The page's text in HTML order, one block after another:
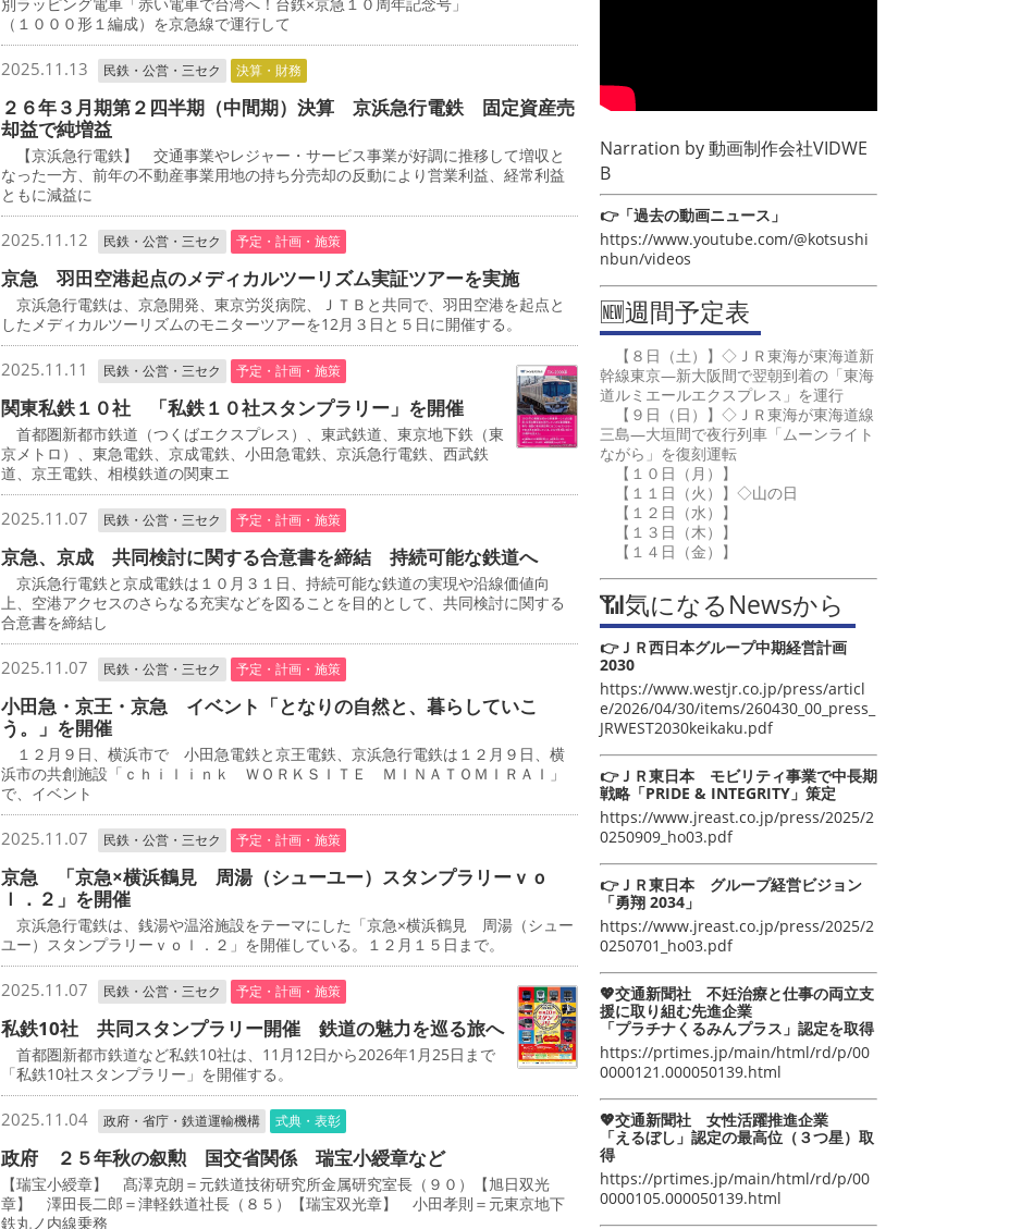
（１０００形１編成）を京急線で運行して
2025.11.13 民鉄・公営・三セク 決算・財務
２６年３月期第２四半期（中間期）決算 京浜急行電鉄 固定資産売
却益で純増益
【京浜急行電鉄】 交通事業やレジャー・サービス事業が好調に推移して増収と
なった一方、前年の不動産事業用地の持ち分売却の反動により営業利益、経常利益
ともに減益に
2025.11.12 民鉄・公営・三セク 予定・計画・施策
京急 羽田空港起点のメディカルツーリズム実証ツアーを実施
京浜急行電鉄は、京急開発、東京労災病院、ＪＴＢと共同で、羽田空港を起点と
したメディカルツーリズムのモニターツアーを12月３日と５日に開催する。
2025.11.11 民鉄・公営・三セク 予定・計画・施策
関東私鉄１０社 「私鉄１０社スタンプラリー」を開催
首都圏新都市鉄道（つくばエクスプレス）、東武鉄道、東京地下鉄（東
京メトロ）、東急電鉄、京成電鉄、小田急電鉄、京浜急行電鉄、西武鉄
道、京王電鉄、相模鉄道の関東エ
2025.11.07 民鉄・公営・三セク 予定・計画・施策
京急、京成 共同検討に関する合意書を締結 持続可能な鉄道へ
京浜急行電鉄と京成電鉄は１０月３１日、持続可能な鉄道の実現や沿線価値向
上、空港アクセスのさらなる充実などを図ることを目的として、共同検討に関する
合意書を締結し
2025.11.07 民鉄・公営・三セク 予定・計画・施策
小田急・京王・京急 イベント「となりの自然と、暮らしていこ
う。」を開催
１２月９日、横浜市で 小田急電鉄と京王電鉄、京浜急行電鉄は１２月９日、横
浜市の共創施設「ｃｈｉｌｉｎｋ ＷＯＲＫＳＩＴＥ ＭＩＮＡＴＯＭＩＲＡＩ」
で、イベント
2025.11.07 民鉄・公営・三セク 予定・計画・施策
京急 「京急×横浜鶴見 周湯（シューユー）スタンプラリーｖｏ
ｌ．２」を開催
京浜急行電鉄は、銭湯や温浴施設をテーマにした「京急×横浜鶴見 周湯（シュー
ユー）スタンプラリーｖｏｌ．２」を開催している。１２月１５日まで。
2025.11.07 民鉄・公営・三セク 予定・計画・施策
私鉄10社 共同スタンプラリー開催 鉄道の魅力を巡る旅へ
首都圏新都市鉄道など私鉄10社は、11月12日から2026年1月25日まで
「私鉄10社スタンプラリー」を開催する。
2025.11.04 政府・省庁・鉄道運輸機構 式典・表彰
政府 ２５年秋の叙勲 国交省関係 瑞宝小綬章など
【瑞宝小綬章】 髙澤克朗＝元鉄道技術研究所金属研究室長（９０）【旭日双光
章】 澤田長二郎＝津軽鉄道社長（８５）【瑞宝双光章】 小田孝則＝元東京地下
鉄丸ノ内線乗務
Narration by動画制作会社VIDWE
B
👉「過去の動画ニュース」
https://www.youtube.com/@kotsushi
nbun/videos
🆕週間予定表
【８日（土）】◇ＪＲ東海が東海道新
幹線東京―新大阪間で翌朝到着の「東海
道ルミエールエクスプレス」を運行
【９日（日）】◇ＪＲ東海が東海道線
三島―大垣間で夜行列車「ムーンライト
ながら」を復刻運転
【１０日（月）】
【１１日（火）】◇山の日
【１２日（水）】
【１３日（木）】
【１４日（金）】
📶気になるNewsから
👉ＪＲ西日本グループ中期経営計画
2030
https://www.westjr.co.jp/press/articl
e/2026/04/30/items/260430_00_press_
JRWEST2030keikaku.pdf
👉ＪＲ東日本 モビリティ事業で中長期
戦略「PRIDE & INTEGRITY」策定
https://www.jreast.co.jp/press/2025/2
0250909_ho03.pdf
👉ＪＲ東日本 グループ経営ビジョン
「勇翔 2034」
https://www.jreast.co.jp/press/2025/2
0250701_ho03.pdf
💖交通新聞社 不妊治療と仕事の両立支
援に取り組む先進企業
「プラチナくるみんプラス」認定を取得
https://prtimes.jp/main/html/rd/p/00
0000121.000050139.html
💖交通新聞社 女性活躍推進企業
「えるぼし」認定の最高位（３つ星）取
得
https://prtimes.jp/main/html/rd/p/00
0000105.000050139.html